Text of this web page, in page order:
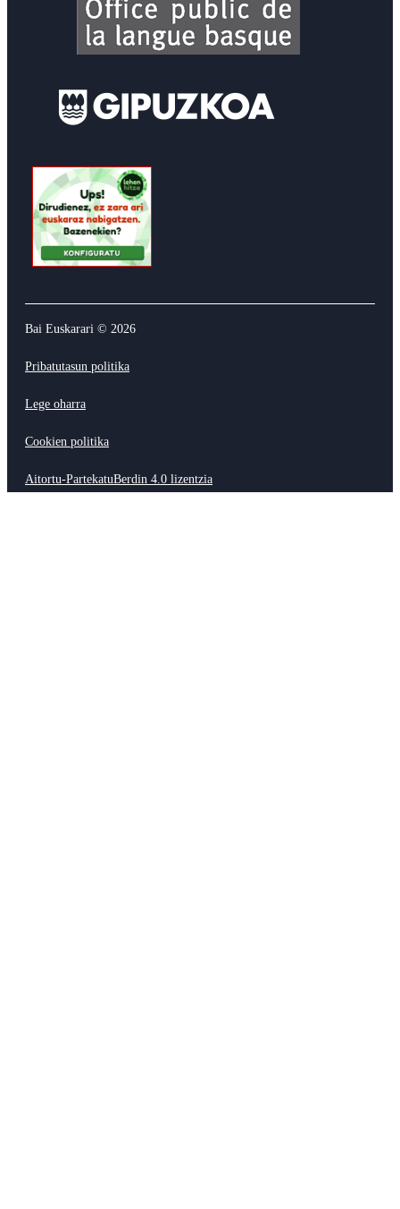
Bai Euskarari © 2026
Pribatutasun politika
Lege oharra
Cookien politika
Aitortu-PartekatuBerdin 4.0 lizentzia